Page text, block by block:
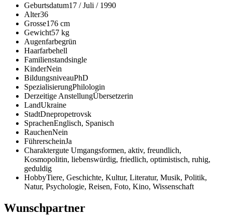
Geburtsdatum17 / Juli / 1990
Alter36
Grosse176 cm
Gewicht57 kg
Augenfarbegrün
Haarfarbehell
Familienstandsingle
KinderNein
BildungsniveauPhD
SpezialisierungPhilologin
Derzeitige AnstellungÜbersetzerin
LandUkraine
StadtDnepropetrovsk
SprachenEnglisch, Spanisch
RauchenNein
FührerscheinJa
Charaktergute Umgangsformen, aktiv, freundlich,
Kosmopolitin, liebenswürdig, friedlich, optimistisch, ruhig,
geduldig
HobbyTiere, Geschichte, Kultur, Literatur, Musik, Politik,
Natur, Psychologie, Reisen, Foto, Kino, Wissenschaft
Wunschpartner